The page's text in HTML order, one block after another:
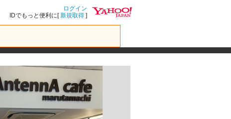
ログイン
IDでもっと便利に[新規取得 ]